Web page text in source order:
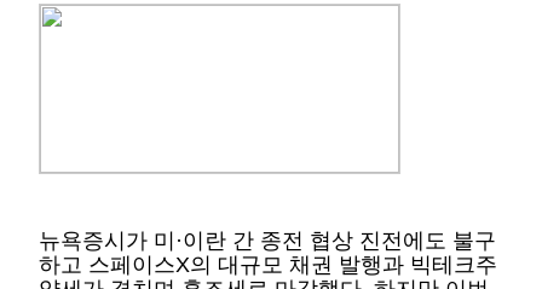
뉴욕증시가 미·이란 간 종전 협상 진전에도 불구
하고 스페이스X의 대규모 채권 발행과 빅테크주